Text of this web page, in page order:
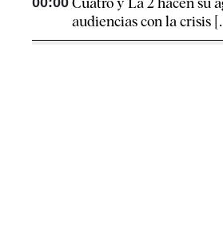
audiencias con la crisis